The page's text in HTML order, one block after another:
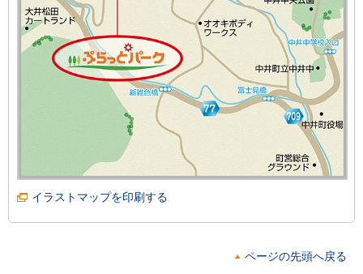
イラストマップを印刷する
ページの先頭へ戻る